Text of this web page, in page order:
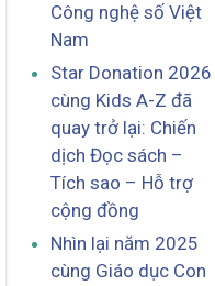
Công nghệ số Việt
Nam
Star Donation 2026
cùng Kids A-Z đã
quay trở lại: Chiến
dịch Đọc sách –
Tích sao – Hỗ trợ
cộng đồng
Nhìn lại năm 2025
cùng Giáo dục Con